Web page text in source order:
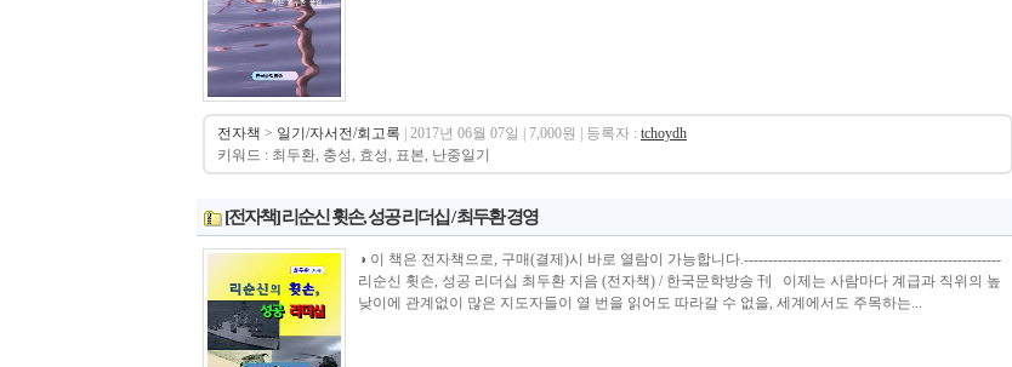
전자책 > 일기/자서전/회고록 | 2017년 06월 07일 | 7,000원 | 등록자 : tchoydh
키워드 : 최두환, 충성, 효성, 표본, 난중일기
[전자책] 리순신 휫손, 성공 리더십 / 최두환 경영
◑ 이 책은 전자책으로, 구매(결제)시 바로 열람이 가능합니다.-----------------------------------------------------
리순신 휫손, 성공 리더십 최두환 지음 (전자책) / 한국문학방송 刊 이제는 사람마다 계급과 직위의 높
낮이에 관계없이 많은 지도자들이 열 번을 읽어도 따라갈 수 없을, 세계에서도 주목하는...